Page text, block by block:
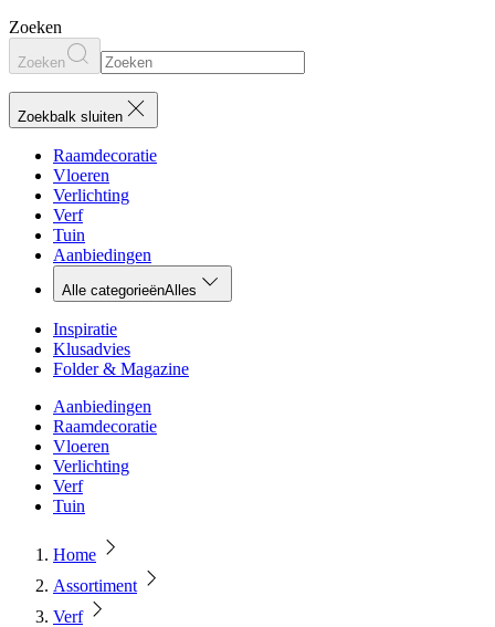
Zoeken
Zoeken
Zoekbalk sluiten
Raamdecoratie
Vloeren
Verlichting
Verf
Tuin
Aanbiedingen
Alle categorieënAlles
Inspiratie
Klusadvies
Folder & Magazine
Aanbiedingen
Raamdecoratie
Vloeren
Verlichting
Verf
Tuin
Home
Assortiment
Verf